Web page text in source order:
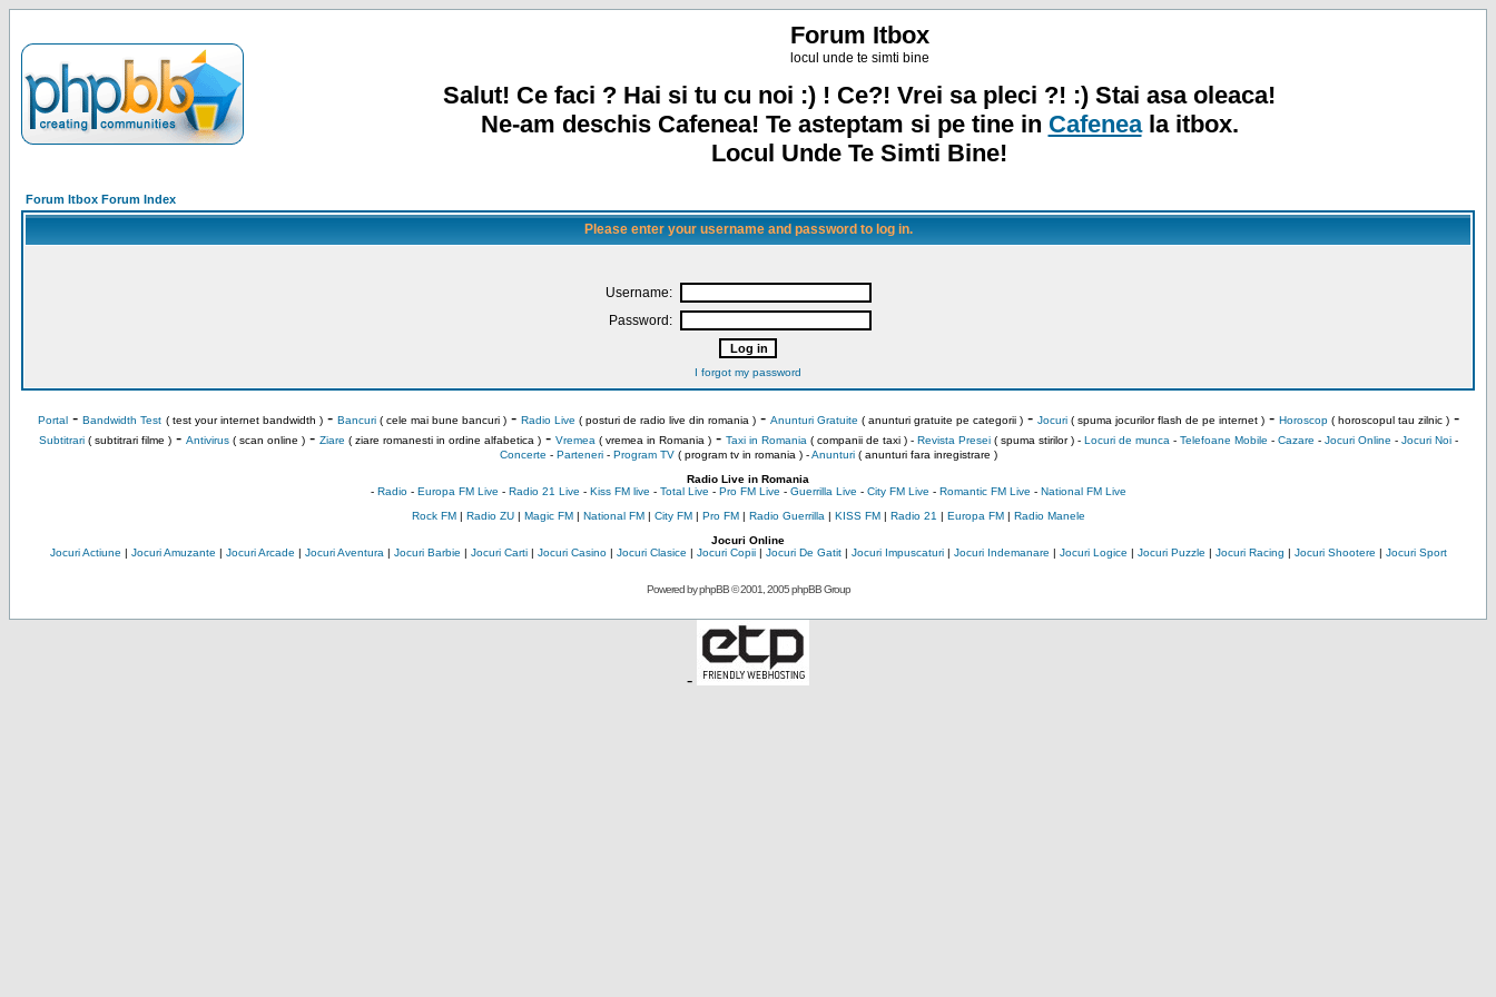
Forum Itbox
locul unde te simti bine
Salut! Ce faci ? Hai si tu cu noi :) ! Ce?! Vrei sa pleci ?! :) Stai asa oleaca!
Ne-am deschis Cafenea! Te asteptam si pe tine in Cafeneala itbox.
Locul Unde Te Simti Bine!
Forum Itbox Forum Index
Please enter your username and password to log in.
Username:
Password:
I forgot my password
Portal- Bandwidth Test ( test your internet bandwidth )- Bancuri( cele mai bune bancuri )- Radio Live ( posturi de radio live din romania )- Anunturi Gratuite ( anunturi gratuite pe categorii )- Jocuri( spuma jocurilor flash de pe internet )- Horoscop( horoscopul tau zilnic )-
Subtitrari( subtitrari filme )- Antivirus( scan online )- Ziare ( ziare romanesti in ordine alfabetica )- Vremea ( vremea in Romania )- Taxi in Romania ( companii de taxi ) - Revista Presei( spuma stirilor ) - Locuri de munca - Telefoane Mobile - Cazare - Jocuri Online - Jocuri Noi-
Concerte - Parteneri- Program TV( program tv in romania )-Anunturi( anunturi fara inregistrare )
Radio Live in Romania
- Radio- Europa FM Live - Radio 21 Live - Kiss FM live - Total Live - Pro FM Live - Guerrilla Live - City FM Live - Romantic FM Live - National FM Live
Rock FM| Radio ZU| Magic FM| National FM| City FM| Pro FM| Radio Guerrilla | KISS FM| Radio 21 | Europa FM| Radio Manele
Jocuri Online
Jocuri Actiune | Jocuri Amuzante | Jocuri Arcade | Jocuri Aventura | Jocuri Barbie | Jocuri Carti| Jocuri Casino| Jocuri Clasice | Jocuri Copii| Jocuri De Gatit| Jocuri Impuscaturi| Jocuri Indemanare | Jocuri Logice | Jocuri Puzzle | Jocuri Racing | Jocuri Shootere | Jocuri Sport
Powered byphpBB© 2001, 2005 phpBB Group
-